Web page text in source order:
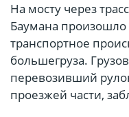
На мосту через
Баумана
транспортное
большегруза.
перевозивший
проезжей части,